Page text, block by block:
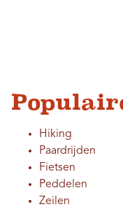
Hiking
Paardrijden
Fietsen
Peddelen
Zeilen